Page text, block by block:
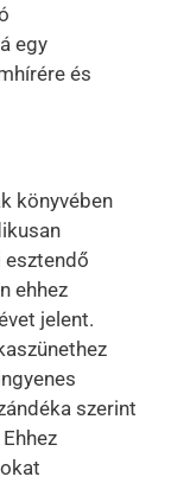
egy
és
könyvében
esztendő
ehhez
jelent.
szerint